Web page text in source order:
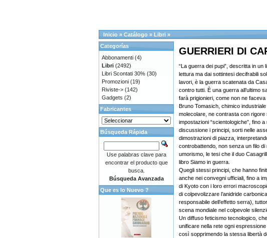
Inicio » Catálogo » Libri »
GUERRIERI DI
“La guerra dei pupi”, descritta in un
lettura ma dai sottintesi decifrabili
lavori, è la guerra scatenata da
contro tutti. È una guerra all’ultimo
farà prigionieri, come non ne faceva
Bruno Tomasich, chimico
molecolare, ne contrasta con rigore
impostazioni “scientologiche”, fino a
discussione i principi, sorti nelle
dimostrazioni di piazza,
controbattendo, non senza un filo di
umorismo, le tesi che il duo
libro Siamo in guerra.
Quegli stessi principi, che hanno
anche nei convegni ufficiali, fino a
di Kyoto con i loro errori
di colpevolizzare l’anidride
responsabile dell’effetto serra),
scena mondiale nel colpevole
Un diffuso feticismo tecnologico,
unificare nella rete ogni espressione
così sopprimendo la stessa libertà
Categorías
Abbonamenti (4)
Libri (2492)
Libri Scontati 30% (30)
Promozioni (19)
Riviste-> (142)
Gadgets (2)
Fabricantes
Búsqueda Rápida
Use palabras clave para
encontrar el producto que
busca.
Búsqueda Avanzada
Que es lo Nuevo ?